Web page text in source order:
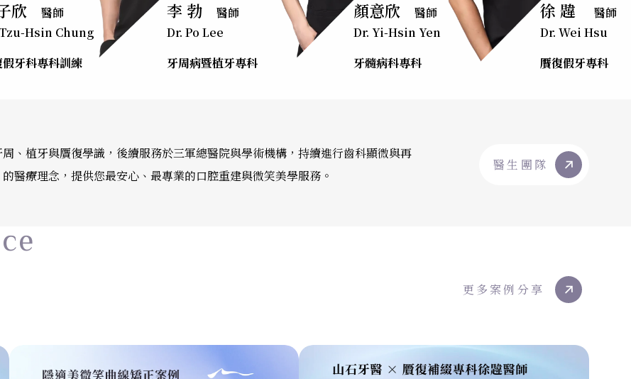
欣
醫師
Hsin Chung
牙科專科訓練
李 勃
醫師
Dr. Po Lee
牙周病暨植牙專科
顏意欣
醫師
Dr. Yi-Hsin Yen
牙髓病科專科
徐 韙
醫師
Dr. Wei Hsu
贋復假牙專科
、植牙與贋復學識，後續服務於三軍總醫院與學術機構，持續進行齒科顯微與再
醫療理念，提供您最安心、最專業的口腔重建與微笑美學服務。
醫生團隊
更多案例分享